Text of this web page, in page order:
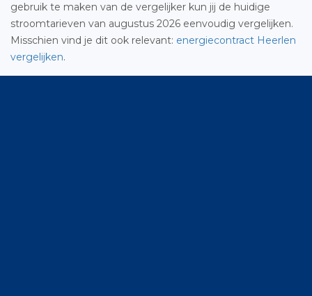
gebruik te maken van de vergelijker kun jij de huidige
stroomtarieven van augustus 2026 eenvoudig vergelijken.
Misschien vind je dit ook relevant: energiecontract Heerlen
vergelijken.